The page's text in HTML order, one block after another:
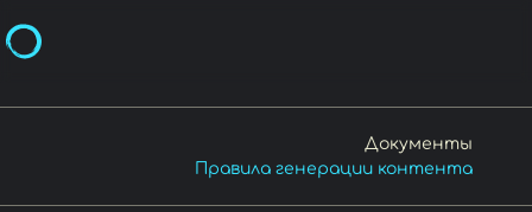
Документы
Правила генерации контента